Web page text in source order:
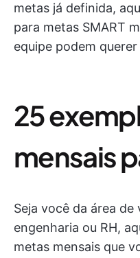
metas já definida,
para metas SMART
equipe podem
25
mensais
Seja você da área
engenharia ou RH,
metas mensais que